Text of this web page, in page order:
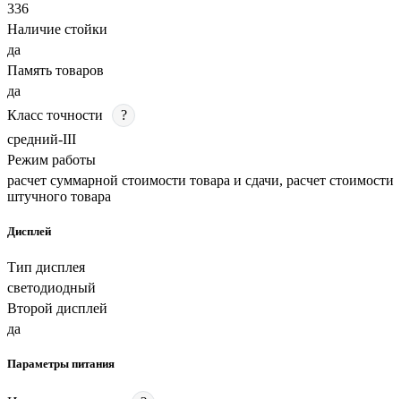
336
Наличие стойки
да
Память товаров
да
Класс точности
?
средний-III
Режим работы
расчет суммарной стоимости товара и сдачи, расчет стоимости
штучного товара
Дисплей
Тип дисплея
светодиодный
Второй дисплей
да
Параметры питания